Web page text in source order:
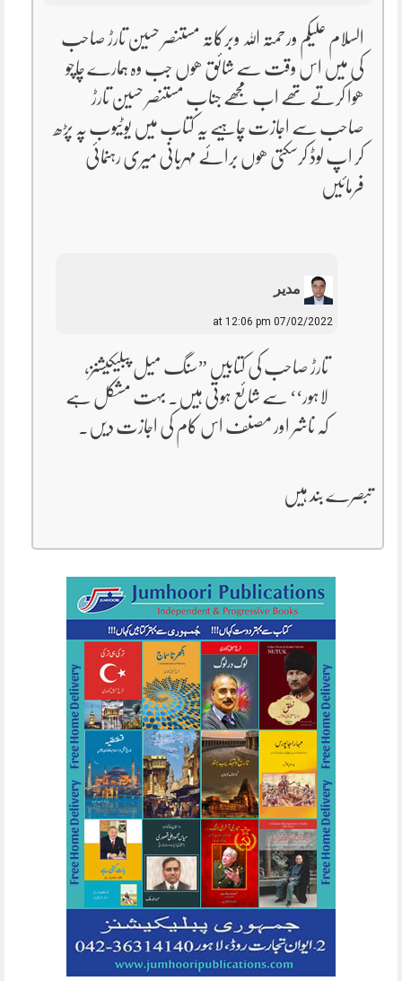
السلام علیکم ورحمتہ اللہ وبرکاتہ مستنصر حسین تارڑ صاحب
کی میں اس وقت سے شائق ھوں جب وہ ہمارے چاچو
ھوا کرتے تھے اب مجھے جناب مستنصر حسین تارڑ
صاحب سے اجازت چاہیے یہ کتاب میں یوٹیوب پہ پڑھ
کر اپ لوڈ کرسکتی ھوں برائے مہربانی میری رہنمائی
فرمائیں
مدیر
07/02/2022 at 12:06 pm
تارڑ صاحب کی کتابیں ”سنگ میل پبلیکیشنز،
لاہور‘‘ سے شائع ہوتی ہیں۔ بہت مشکل ہے
کہ ناشر اور مصنف اس کام کی اجازت دیں۔
تبصرے بند ہیں